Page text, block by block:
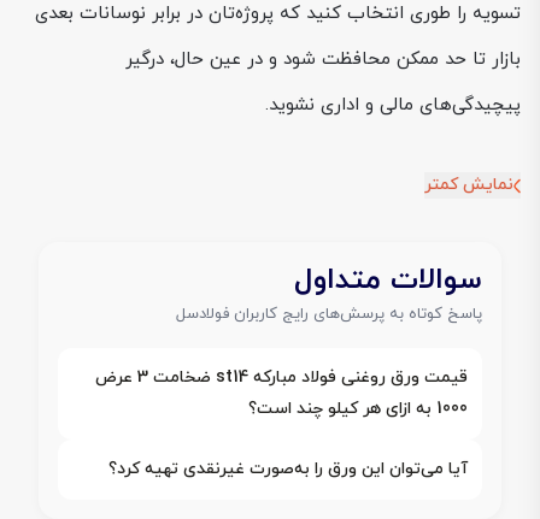
تسویه را طوری انتخاب کنید که پروژه‌تان در برابر نوسانات بعدی
بازار تا حد ممکن محافظت شود و در عین حال، درگیر
پیچیدگی‌های مالی و اداری نشوید.
نمایش کمتر
سوالات متداول
پاسخ کوتاه به پرسش‌های رایج کاربران فولادسل
قیمت ورق روغنی فولاد مبارکه st14 ضخامت 3 عرض
1000 به ازای هر کیلو چند است؟
آیا می‌توان این ورق را به‌صورت غیرنقدی تهیه کرد؟